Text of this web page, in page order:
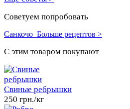
Советуем попробовать
Санкочо Больше рецептов >
C этим товаром покупают
Свиные ребрышки
250 грн./кг